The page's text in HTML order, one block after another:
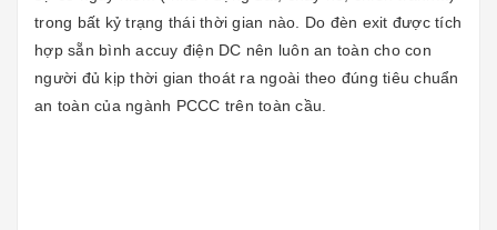
trong bất kỷ trạng thái thời gian nào. Do đèn exit được tích
hợp sẵn bình accuy điện DC nên luôn an toàn cho con
người đủ kịp thời gian thoát ra ngoài theo đúng tiêu chuẩn
an toàn của ngành PCCC trên toàn cầu.